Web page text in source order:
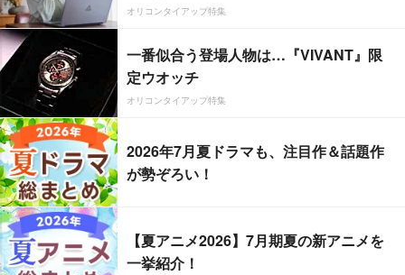
オリコンタイアップ特集
一番似合う登場人物は…『VIVANT』限
定ウオッチ
オリコンタイアップ特集
2026年7月夏ドラマも、注目作＆話題作
が勢ぞろい！
【夏アニメ2026】7月期夏の新アニメを
一挙紹介！